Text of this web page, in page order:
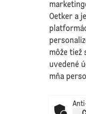
Oetker a
môže tiež
uvedené
mňa